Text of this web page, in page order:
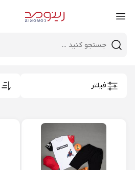
Mobile header search
فیلتر